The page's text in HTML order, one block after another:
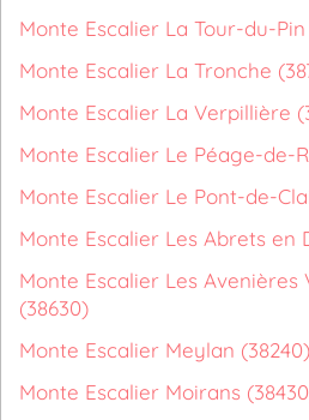
Monte Escalier La Tour-du-Pin
Monte Escalier La Tronche
Monte Escalier La Verpillière
Monte Escalier Le Péage-de-
Monte Escalier Le Pont-de-
Monte Escalier Les Abrets en
Monte Escalier Les Avenières
(38630)
Monte Escalier Meylan (38240)
Monte Escalier Moirans